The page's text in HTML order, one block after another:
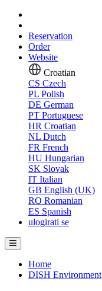
Reservation
Order
Website
Croatian
CS Czech
PL Polish
DE German
PT Portuguese
HR Croatian
NL Dutch
FR French
HU Hungarian
SK Slovak
IT Italian
GB English (UK)
RO Romanian
ES Spanish
ulogirati se
Home
DISH Environment